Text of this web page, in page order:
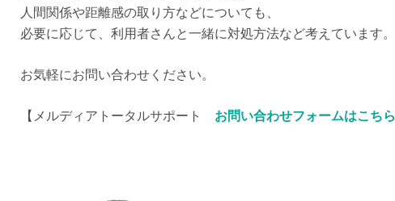
人間関係や距離感の取り方などについても、
必要に応じて、利用者さんと一緒に対処方法など考えています。
お気軽にお問い合わせください。
【メルディアトータルサポート お問い合わせフォームはこちら